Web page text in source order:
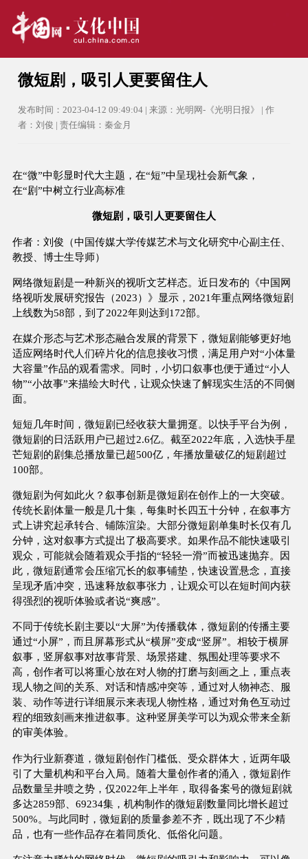
微短剧，吸引人更要留住人
发布时间：2023-04-12 09:49:04 | 来源：光明网-《光明日报》 | 作
者：刘俊 | 责任编辑：秦金月
在“微”中彰显时代大主题，在“短”中呈现社会新气象，
在“剧”中树立行业高标准
微短剧，吸引人更要留住人
作者：刘俊（中国传媒大学传媒艺术与文化研究中心副主任、
教授、博士生导师）
网络微短剧是一种新兴的视听文艺样态。近日发布的《中国网
络视听发展研究报告（2023）》显示，2021年重点网络微短剧
上线数为58部，到了2022年则达到172部。
在媒介形态与艺术形态融合发展的背景下，微短剧能够更好地
适应网络时代人们碎片化的信息接收习惯，满足用户对“小体量
大容量”作品的观看需求。同时，小切口叙事也便于通过“小人
物”“小故事”来描绘大时代，让观众快速了解现实生活的不同侧
面。
短短几年时间，微短剧已经收获大量拥趸。以快手平台为例，
微短剧的日活跃用户已超过2.6亿。截至2022年底，入选快手星
芒短剧的剧集总播放量已超500亿，年播放量破亿的短剧超过
100部。
微短剧为何如此火？叙事创新是微短剧在创作上的一大突破。
传统长剧体量一般是几十集，每集时长四五十分钟，在叙事方
式上讲究起承转合、铺陈渲染。大部分微短剧单集时长仅有几
分钟，这对叙事方式提出了极高要求。如果作品不能快速吸引
观众，可能就会随着观众手指的“轻轻一滑”而被迅速抛弃。因
此，微短剧通常会压缩冗长的叙事铺垫，快速设置悬念，直接
呈现矛盾冲突，迅速释放叙事张力，让观众可以在短时间内获
得强烈的视听体验或者说“爽感”。
不同于传统长剧主要以“大屏”为传播载体，微短剧的传播主要
通过“小屏”，而且屏幕形式从“横屏”变成“竖屏”。相较于横屏
叙事，竖屏叙事对故事背景、场景搭建、氛围处理等要求不
高，创作者可以将重心放在对人物的打磨与刻画之上，重点表
现人物之间的关系、对话和情感冲突等，通过对人物神态、服
装、动作等进行详细展示来表现人物性格，通过对角色互动过
程的细致刻画来推进叙事。这种竖屏美学可以为观众带来全新
的审美体验。
作为行业新赛道，微短剧创作门槛低、受众群体大，近两年吸
引了大量机构和平台入局。随着大量创作者的涌入，微短剧作
品数量呈井喷之势，仅2022年上半年，取得备案号的微短剧就
多达2859部、69234集，机构制作的微短剧数量同比增长超过
500%。与此同时，微短剧的质量参差不齐，既出现了不少精
品，也有一些作品存在着同质化、低俗化问题。